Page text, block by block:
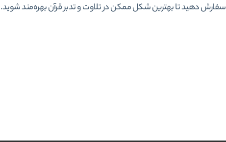
سفارش دهید تا بهترین شکل ممکن در تلاوت و تدبر قرآن بهره‌مند شوید.